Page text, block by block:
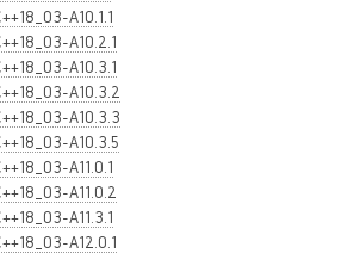
A10.1.1
A10.2.1
A10.3.1
A10.3.2
A10.3.3
A10.3.5
A11.0.1
A11.0.2
A11.3.1
A12.0.1